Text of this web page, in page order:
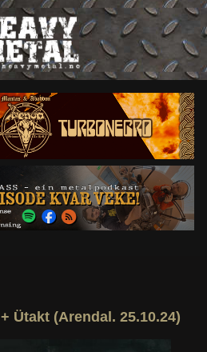
Nyheter
Omtaler
Intervjuer
Om oss
Abonner
Ütakt (Arendal. 25.10.24)